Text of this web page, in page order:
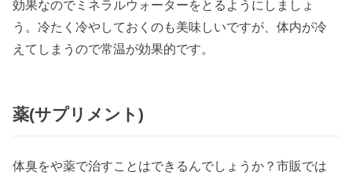
効果なのでミネラルウォーターをとるようにしましょ
う。冷たく冷やしておくのも美味しいですが、体内が冷
えてしまうので常温が効果的です。
薬(サプリメント)
体臭をや薬で治すことはできるんでしょうか？市販では